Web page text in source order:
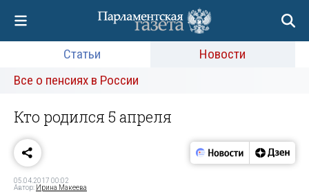
Статьи
Новости
Все о пенсиях в России
Кто родился 5 апреля
05.04.2017 00:02
Автор: Ирина Макеева